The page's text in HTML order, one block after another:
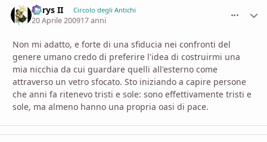
Aerys II Circolo degli Antichi
20 Aprile 200917 anni
Non mi adatto, e forte di una sfiducia nei confronti del
genere umano credo di preferire l'idea di costruirmi una
mia nicchia da cui guardare quelli all'esterno come
attraverso un vetro sfocato. Sto iniziando a capire persone
che anni fa ritenevo tristi e sole: sono effettivamente tristi e
sole, ma almeno hanno una propria oasi di pace.